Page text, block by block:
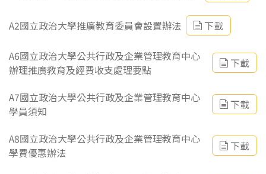
A2國立政治大學推廣教育委員會設置辦法 下載
A6國立政治大學公共行政及企業管理教育中心
辦理推廣教育及經費收支處理要點
下載
A7國立政治大學公共行政及企業管理教育中心
學員須知
下載
A8國立政治大學公共行政及企業管理教育中心
學費優惠辦法
下載